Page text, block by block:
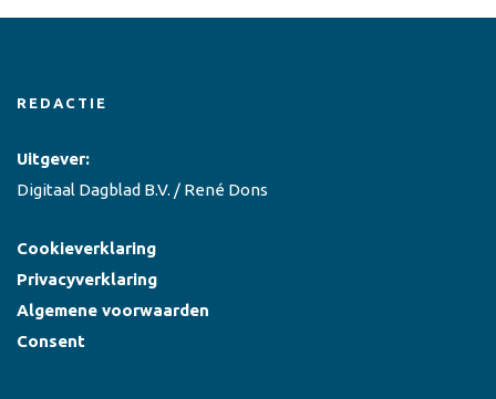
REDACTIE
Uitgever:
Digitaal Dagblad B.V. / René Dons
Cookieverklaring
Privacyverklaring
Algemene voorwaarden
Consent